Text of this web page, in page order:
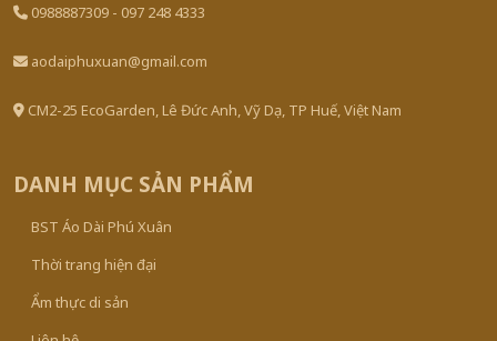
0988887309 - 097 248 4333
aodaiphuxuan@gmail.com
CM2-25 EcoGarden, Lê Đức Anh, Vỹ Dạ, TP Huế, Việt Nam
DANH MỤC SẢN PHẨM
BST Áo Dài Phú Xuân
Thời trang hiện đại
Ẩm thực di sản